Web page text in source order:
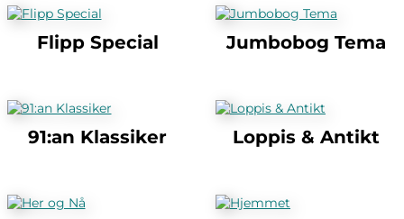
Flipp Special Jumbobog Tema
91:an Klassiker Loppis & Antikt